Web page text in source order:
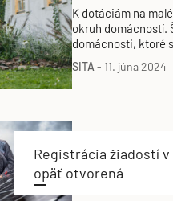
K dotáciám na
okruh domácností.
domácnosti, ktoré
dovoliť kúpiť
SITA - 11. júna 2024
Registrácia žiadostí
opäť otvorená